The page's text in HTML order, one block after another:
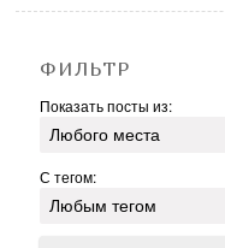
ФИЛЬТР
Показать посты из:
С тегом: